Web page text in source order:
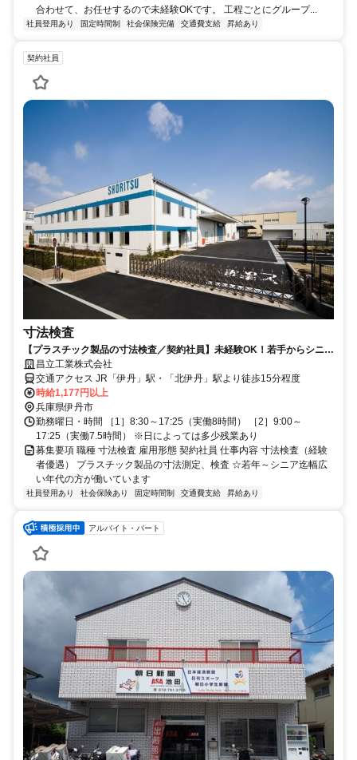
合わせて、お任せするので未経験OKです。 工程ごとにグループ...
社員登用あり 固定時間制 社会保険完備 交通費支給 昇給あり
契約社員
寸法検査
【プラスチック製品の寸法検査／契約社員】未経験OK！若手からシニア
まで幅広く活躍中！
昌立工業株式会社
交通アクセス JR「伊丹」駅・「北伊丹」駅より徒歩15分程度
時給1,177円以上
兵庫県伊丹市
勤務曜日・時間 ［1］8:30～17:25（実働8時間） ［2］9:00～
17:25（実働7.5時間） ※日によっては多少残業あり
募集要項 職種 寸法検査 雇用形態 契約社員 仕事内容 寸法検査（経験
者優遇） プラスチック製品の寸法測定、検査 ☆若年～シニア迄幅広
い年代の方が働いています
社員登用あり 社会保険あり 固定時間制 交通費支給 昇給あり
アルバイト・パート